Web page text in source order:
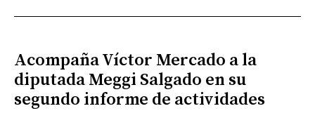
Acompaña Víctor Mercado a la
diputada Meggi Salgado en su
segundo informe de actividades